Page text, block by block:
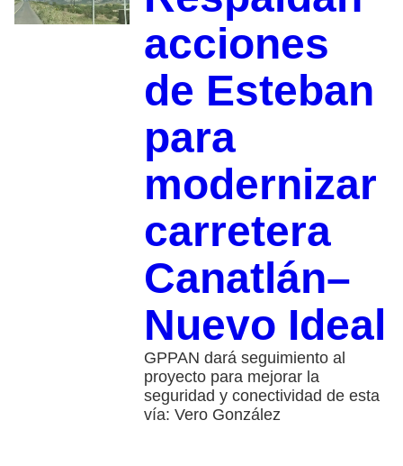
acciones
de Esteban
para
modernizar
carretera
Canatlán–
Nuevo Ideal
GPPAN dará seguimiento al
proyecto para mejorar la
seguridad y conectividad de esta
vía: Vero González